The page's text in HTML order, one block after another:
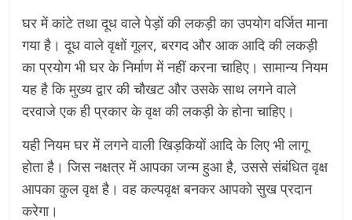
घर में कांटे तथा दूध वाले पेड़ों की लकड़ी का उपयोग वर्जित माना
गया है। दूध वाले वृक्षों गूलर, बरगद और आक आदि की लकड़ी
का प्रयोग भी घर के निर्माण में नहीं करना चाहिए। सामान्य नियम
यह है कि मुख्य द्वार की चौखट और उसके साथ लगने वाले
दरवाजे एक ही प्रकार के वृक्ष की लकड़ी के होना चाहिए।
यही नियम घर में लगने वाली खिड़कियों आदि के लिए भी लागू
होता है। जिस नक्षत्र में आपका जन्म हुआ है, उससे संबंधित वृक्ष
आपका कुल वृक्ष है। वह कल्पवृक्ष बनकर आपको सुख प्रदान
करेगा।